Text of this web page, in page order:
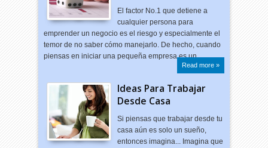
El factor No.1 que detiene a
cualquier persona para
emprender un negocio es el riesgo y especialmente el
temor de no saber cómo manejarlo. De hecho, cuando
piensas en iniciar una pequeña empresa es un…
Read more »
Ideas Para Trabajar
Desde Casa
Si piensas que trabajar desde tu
casa aún es solo un sueño,
entonces imagina... Imagina que